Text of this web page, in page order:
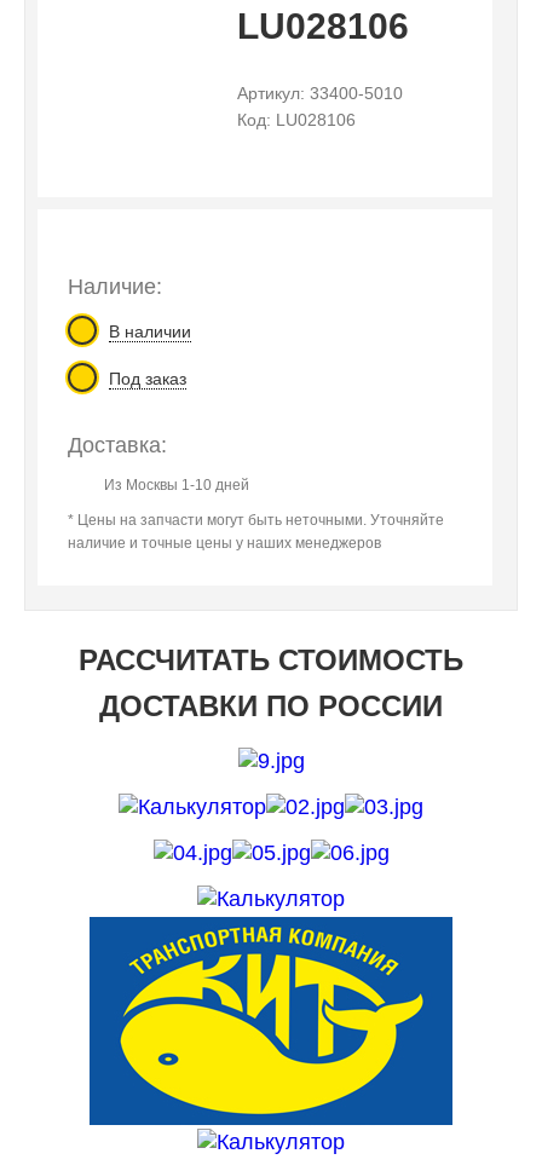
LU028106
Артикул: 33400-5010
Код: LU028106
Наличие:
В наличии
Под заказ
Доставка:
Из Москвы 1-10 дней
* Цены на запчасти могут быть неточными. Уточняйте
наличие и точные цены у наших менеджеров
РАССЧИТАТЬ СТОИМОСТЬ
ДОСТАВКИ ПО РОССИИ